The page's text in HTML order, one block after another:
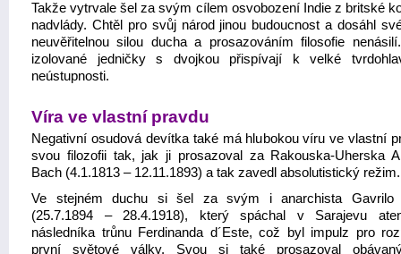
Takže vytrvale šel za svým cílem osvobození Indie z britské
nadvlády. Chtěl pro svůj národ jinou budoucnost a dosáhl
neuvěřitelnou silou ducha a prosazováním filosofie
izolované jedničky s dvojkou přispívají k velké
neústupnosti.
Víra ve vlastní pravdu
Negativní osudová devítka také má hlubokou víru ve vlastní
svou filozofii tak, jak ji prosazoval za Rakouska-Uherska
Bach (4.1.1813 – 12.11.1893) a tak zavedl absolutistický režim.
Ve stejném duchu si šel za svým i anarchista Gavrilo
(25.7.1894 – 28.4.1918), který spáchal v Sarajevu
následníka trůnu Ferdinanda d´Este, což byl impulz pro
první světové války. Svou si také prosazoval